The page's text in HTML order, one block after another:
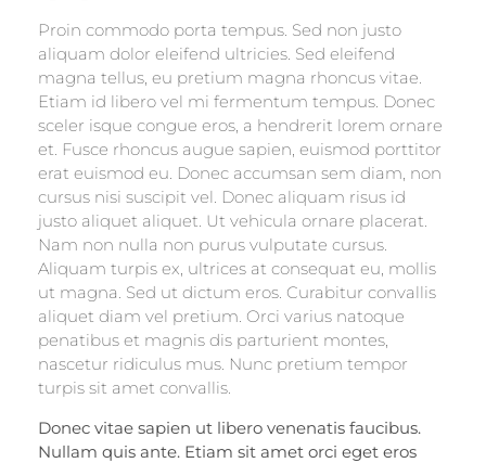
Proin commodo porta tempus. Sed non justo
aliquam dolor eleifend ultricies. Sed eleifend
magna tellus, eu pretium magna rhoncus vitae.
Etiam id libero vel mi fermentum tempus. Donec
sceler isque congue eros, a hendrerit lorem ornare
et. Fusce rhoncus augue sapien, euismod porttitor
erat euismod eu. Donec accumsan sem diam, non
cursus nisi suscipit vel. Donec aliquam risus id
justo aliquet aliquet. Ut vehicula ornare placerat.
Nam non nulla non purus vulputate cursus.
Aliquam turpis ex, ultrices at consequat eu, mollis
ut magna. Sed ut dictum eros. Curabitur convallis
aliquet diam vel pretium. Orci varius natoque
penatibus et magnis dis parturient montes,
nascetur ridiculus mus. Nunc pretium tempor
turpis sit amet convallis.
Donec vitae sapien ut libero venenatis faucibus.
Nullam quis ante. Etiam sit amet orci eget eros